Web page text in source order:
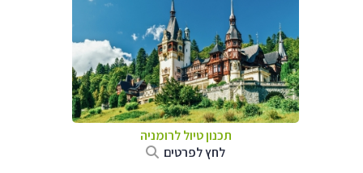
תכנון טיול לרומניה
לחץ לפרטים